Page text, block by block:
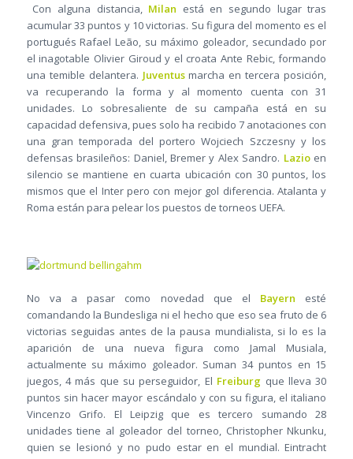
Con alguna distancia, Milan está en segundo lugar tras
acumular 33 puntos y 10 victorias. Su figura del momento es el
portugués Rafael Leão, su máximo goleador, secundado por
el inagotable Olivier Giroud y el croata Ante Rebic, formando
una temible delantera. Juventusmarcha en tercera posición,
va recuperando la forma y al momento cuenta con 31
unidades. Lo sobresaliente de su campaña está en su
capacidad defensiva, pues solo ha recibido 7 anotaciones con
una gran temporada del portero Wojciech Szczesny y los
defensas brasileños: Daniel, Bremer y Alex Sandro. Lazioen
silencio se mantiene en cuarta ubicación con 30 puntos, los
mismos que el Inter pero con mejor gol diferencia. Atalanta y
Roma están para pelear los puestos de torneos UEFA.
No va a pasar como novedad que el Bayern esté
comandando la Bundesliga ni el hecho que eso sea fruto de 6
victorias seguidas antes de la pausa mundialista, si lo es la
aparición de una nueva figura como Jamal Musiala,
actualmente su máximo goleador. Suman 34 puntos en 15
juegos, 4 más que su perseguidor, El Freiburg que lleva 30
puntos sin hacer mayor escándalo y con su figura, el italiano
Vincenzo Grifo. El Leipzig que es tercero sumando 28
unidades tiene al goleador del torneo, Christopher Nkunku,
quien se lesionó y no pudo estar en el mundial. Eintracht